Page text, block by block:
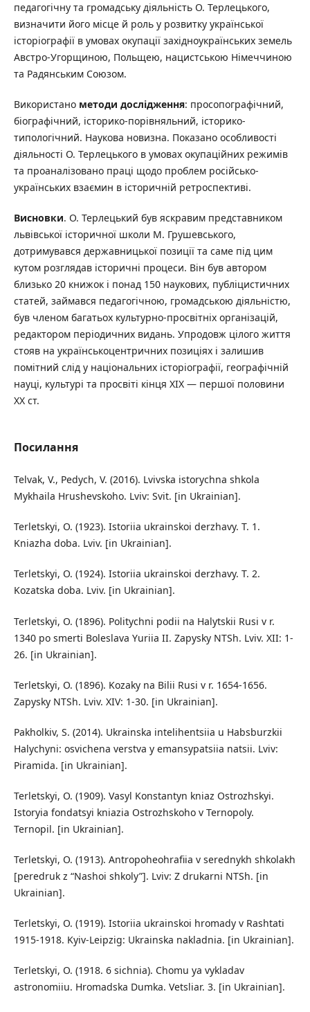
педагогічну та громадську діяльність О. Терлецького,
визначити його місце й роль у розвитку української
історіографії в умовах окупації західноукраїнських земель
Австро-Угорщиною, Польщею, нацистською Німеччиною
та Радянським Союзом.
Використано методи дослідження: просопографічний,
біографічний, історико-порівняльний, історико-
типологічний. Наукова новизна. Показано особливості
діяльності О. Терлецького в умовах окупаційних режимів
та проаналізовано праці щодо проблем російсько-
українських взаємин в історичній ретроспективі.
Висновки. О. Терлецький був яскравим представником
львівської історичної школи М. Грушевського,
дотримувався державницької позиції та саме під цим
кутом розглядав історичні процеси. Він був автором
близько 20 книжок і понад 150 наукових, публіцистичних
статей, займався педагогічною, громадською діяльністю,
був членом багатьох культурно-просвітніх організацій,
редактором періодичних видань. Упродовж цілого життя
стояв на українськоцентричних позиціях і залишив
помітний слід у національних історіографії, географічній
науці, культурі та просвіті кінця XIX — першої половини
XX ст.
Посилання
Telvak, V., Pedych, V. (2016). Lvivska istorychna shkola
Mykhaila Hrushevskoho. Lviv: Svit. [in Ukrainian].
Terletskyi, O. (1923). Istoriia ukrainskoi derzhavy. T. 1.
Kniazha doba. Lviv. [in Ukrainian].
Terletskyi, O. (1924). Istoriia ukrainskoi derzhavy. T. 2.
Kozatska doba. Lviv. [in Ukrainian].
Terletskyi, O. (1896). Politychni podii na Halytskii Rusi v r.
1340 po smerti Boleslava Yuriia II. Zapysky NTSh. Lviv. XII: 1-
26. [in Ukrainian].
Terletskyi, O. (1896). Kozaky na Bilii Rusi v r. 1654-1656.
Zapysky NTSh. Lviv. XIV: 1-30. [in Ukrainian].
Pakholkiv, S. (2014). Ukrainska intelihentsiia u Habsburzkii
Halychyni: osvichena verstva y emansypatsiia natsii. Lviv:
Piramida. [in Ukrainian].
Terletskyi, O. (1909). Vasyl Konstantyn kniaz Ostrozhskyi.
Istoryia fondatsyi kniazia Ostrozhskoho v Ternopoly.
Ternopil. [in Ukrainian].
Terletskyi, O. (1913). Antropoheohrafiia v serednykh shkolakh
[peredruk z “Nashoi shkoly”]. Lviv: Z drukarni NTSh. [in
Ukrainian].
Terletskyi, O. (1919). Istoriia ukrainskoi hromady v Rashtati
1915-1918. Kyiv-Leipzig: Ukrainska nakladnia. [in Ukrainian].
Terletskyi, O. (1918. 6 sichnia). Chomu ya vykladav
astronomiiu. Hromadska Dumka. Vetsliar. 3. [in Ukrainian].